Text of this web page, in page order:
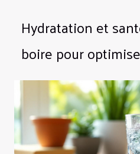
Hydratation et
boire pour